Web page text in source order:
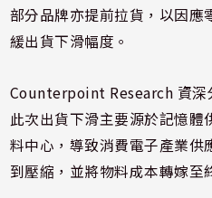
部分品牌亦提前拉貨，以因應
緩出貨下滑幅度。
Counterpoint Research 資深
此次出貨下滑主要源於記憶體
料中心，導致消費電子產業供
到壓縮，並將物料成本轉嫁至